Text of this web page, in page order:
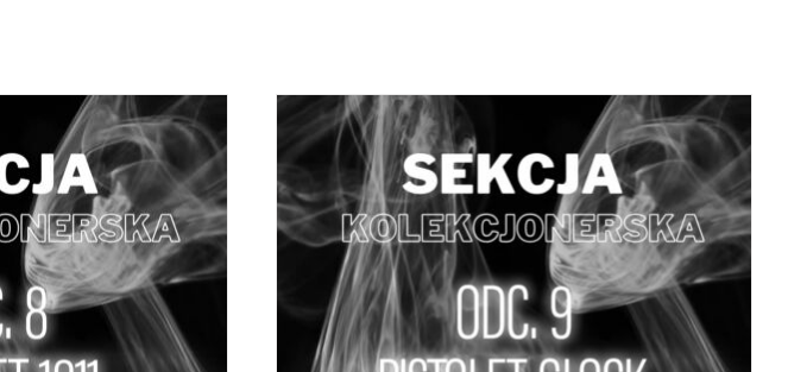
SZCZEGÓŁY DODAJ DO KOSZYKA SZCZEGÓŁY